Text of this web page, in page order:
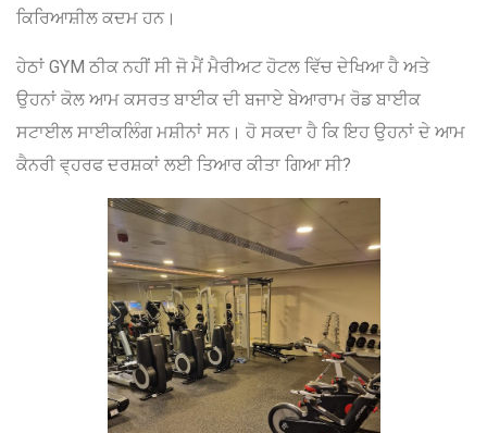
ਕਿਰਿਆਸ਼ੀਲ ਕਦਮ ਹਨ।
ਹੇਠਾਂ GYM ਠੀਕ ਨਹੀਂ ਸੀ ਜੋ ਮੈਂ ਮੈਰੀਅਟ ਹੋਟਲ ਵਿੱਚ ਦੇਖਿਆ ਹੈ ਅਤੇ
ਉਹਨਾਂ ਕੋਲ ਆਮ ਕਸਰਤ ਬਾਈਕ ਦੀ ਬਜਾਏ ਬੇਆਰਾਮ ਰੋਡ ਬਾਈਕ
ਸਟਾਈਲ ਸਾਈਕਲਿੰਗ ਮਸ਼ੀਨਾਂ ਸਨ। ਹੋ ਸਕਦਾ ਹੈ ਕਿ ਇਹ ਉਹਨਾਂ ਦੇ ਆਮ
ਕੈਨਰੀ ਵ੍ਹਰਫ ਦਰਸ਼ਕਾਂ ਲਈ ਤਿਆਰ ਕੀਤਾ ਗਿਆ ਸੀ?